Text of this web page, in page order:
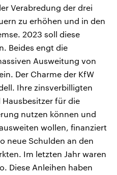
Verabredung der drei
zu erhöhen und in den
2023 soll diese
Beides engt die
Ausweitung von
Der Charme der KfW
Ihre zinsverbilligten
Hausbesitzer für die
nutzen können und
wollen, finanziert
neue Schulden an den
Im letzten Jahr waren
Diese Anleihen haben